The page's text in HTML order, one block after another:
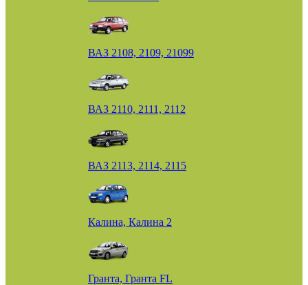
ВАЗ 2108, 2109, 21099
ВАЗ 2110, 2111, 2112
ВАЗ 2113, 2114, 2115
Калина, Калина 2
Гранта, Гранта FL